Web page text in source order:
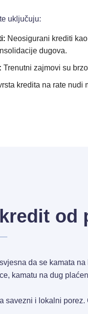
uključuju:
Neosigurani krediti
dugova.
Trenutni zajmovi su
kredita na rate nudi
od
da se kamata
kamatu na dug
savezni i lokalni